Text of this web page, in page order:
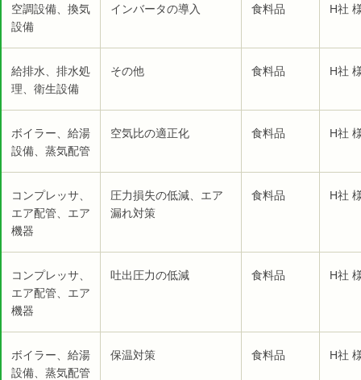
空調設備、換気
設備
インバータの導入 食料品 H社
給排水、排水処
理、衛生設備
その他 食料品 H社
ボイラー、給湯
設備、蒸気配管
空気比の適正化 食料品 H社
コンプレッサ、
エア配管、エア
機器
圧力損失の低減、エア
漏れ対策
食料品 H社
コンプレッサ、
エア配管、エア
機器
吐出圧力の低減 食料品 H社
ボイラー、給湯
設備、蒸気配管
保温対策 食料品 H社